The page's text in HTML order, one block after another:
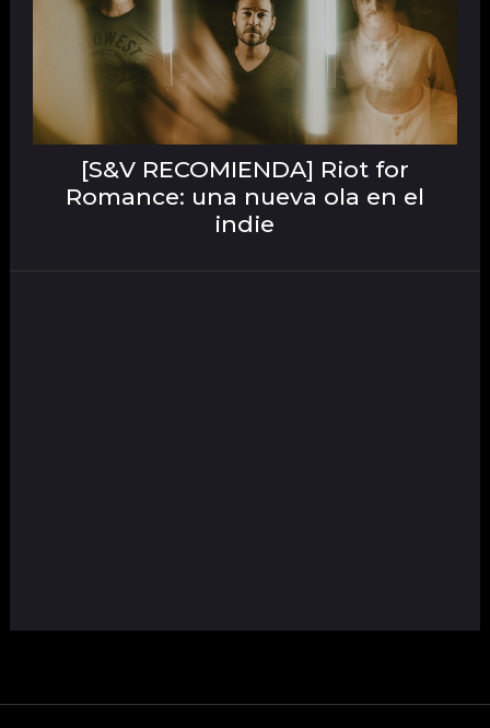
[S&V RECOMIENDA] Riot for
Romance: una nueva ola en el
indie